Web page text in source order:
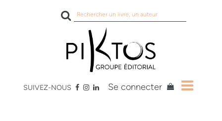
Rechercher
sur
site
SUIVEZ-NOUS Se connecter